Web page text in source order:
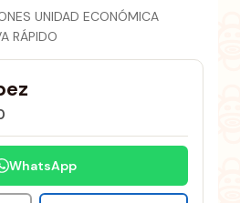
UNIDAD ECONÓMICA
RÁPIDO
WhatsApp